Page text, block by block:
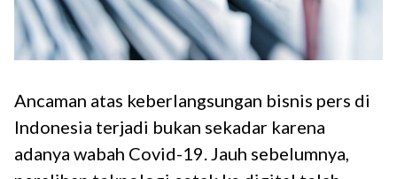
Ancaman atas keberlangsungan bisnis pers di
Indonesia terjadi bukan sekadar karena
adanya wabah Covid-19. Jauh sebelumnya,